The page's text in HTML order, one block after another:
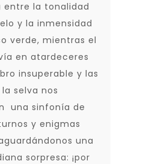
entre la tonalidad
y la inmensidad
verde, mientras el
en atardeceres
insuperable y las
selva nos
una sinfonía de
y enigmas
una
sorpresa: ¡por